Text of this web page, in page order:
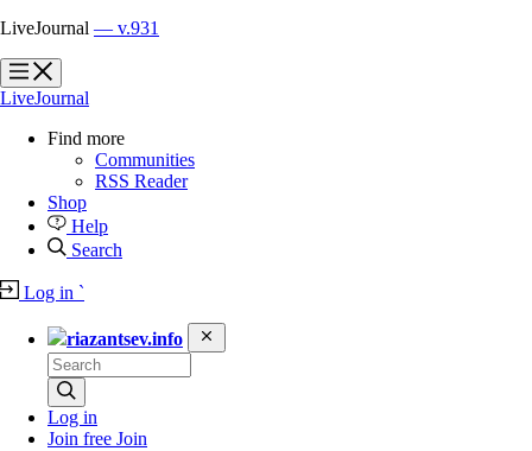
LiveJournal — v.931
?
?
LiveJournal
Find more
Communities
RSS Reader
Shop
Help
Search
Log in `
riazantsev.info
Log in
Join free Join